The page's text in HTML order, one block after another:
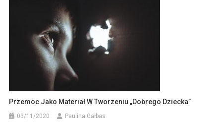
Przemoc Jako Materiał W Tworzeniu „dobrego Dziecka”
03/11/2020 Paulina Gałbas